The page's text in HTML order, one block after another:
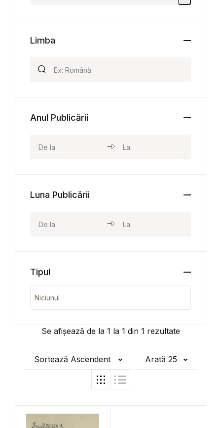
Se afișează de la 1 la 1 din 1 rezultate
Sortează Ascendent Arată 25
Limba
Anul Publicării
Luna Publicării
Tipul